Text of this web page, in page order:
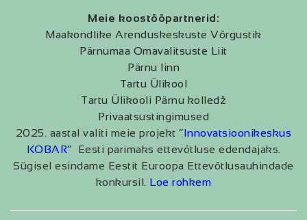
Meie koostööpartnerid:
Maakondlike Arenduskeskuste Võrgustik
Pärnumaa Omavalitsuste Liit
Pärnu linn
Tartu Ülikool
Tartu Ülikooli Pärnu kolledž
Privaatsustingimused
2025. aastal valiti meie projekt “Innovatsioonikeskus
KOBAR” Eesti parimaks ettevõtluse edendajaks.
Sügisel esindame Eestit Euroopa Ettevõtlusauhindade
konkursil. Loe rohkem